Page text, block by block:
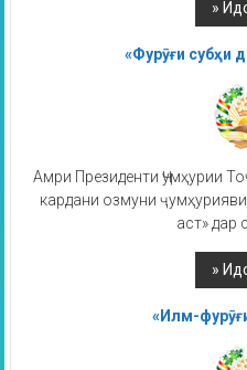
«Фурӯғи субҳи
Амри Президенти Ҷумҳурии
кардани озмуни
аст» дар
«Илм-